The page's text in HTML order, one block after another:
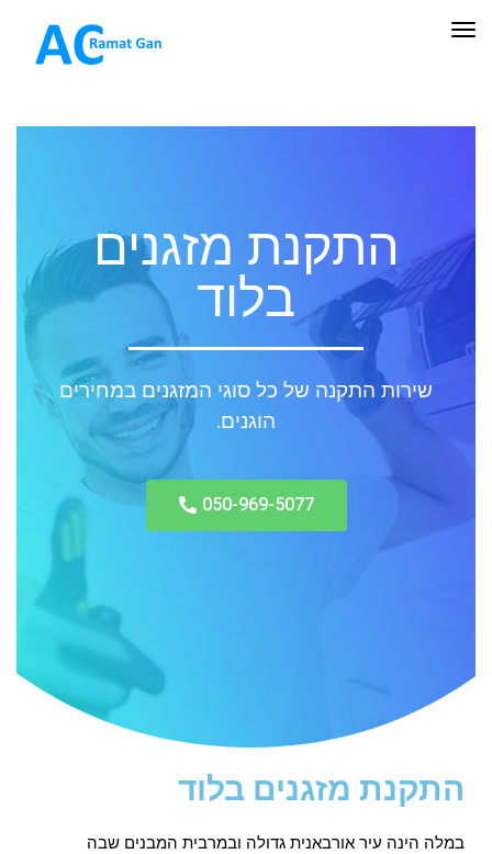
תפריט
התקנת מזגנים
בלוד
שירות התקנה של כל סוגי המזגנים במחירים
הוגנים.
050-969-5077
התקנת מזגנים בלוד
במלה הינה עיר אורבאנית גדולה ובמרבית המבנים שבה